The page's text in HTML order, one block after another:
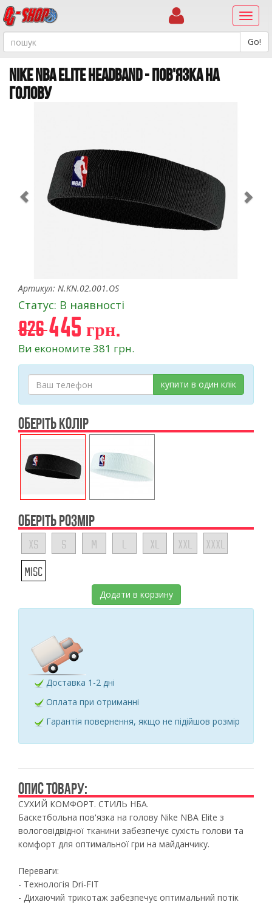
NIKE NBA ELITE HEADBAND - ПОВ'ЯЗКА НА
ГОЛОВУ
Артикул: N.KN.02.001.OS
Статус: В наявності
826445 грн.
Ви економите 381 грн.
купити в один клік
ОБЕРІТЬ КОЛІР
ОБЕРІТЬ РОЗМІР
XS S M L XL XXL XXXL
MISC
Додати в корзину
Доставка 1-2 дні
Оплата при отриманні
Гарантія повернення, якщо не підійшов розмір
ОПИС ТОВАРУ:
СУХИЙ КОМФОРТ. СТИЛЬ НБА.
Баскетбольна пов'язка на голову Nike NBA Elite з
вологовідвідної тканини забезпечує сухість голови та
комфорт для оптимальної гри на майданчику.
Переваги:
- Технологія Dri-FIT
- Дихаючий трикотаж забезпечує оптимальний потік